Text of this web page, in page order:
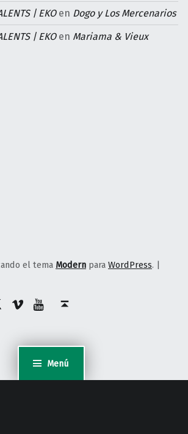
Menú
| EKOen Dogo y Los Mercenarios
| EKOen Mariama & Vieux
el tema Modern para WordPress. |